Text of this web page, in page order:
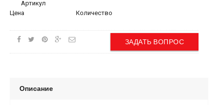
Артикул
Цена
Количество
ЗАДАТЬ ВОПРОС
Описание